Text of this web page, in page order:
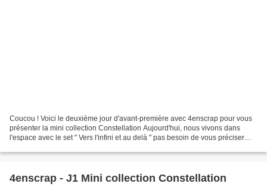
Coucou ! Voici le deuxième jour d'avant-première avec 4enscrap pour vous
présenter la mini collection Constellation Aujourd'hui, nous vivons dans
l'espace avec le set " Vers l'infini et au delà " pas besoin de vous préciser
4enscrap - J1 Mini collection Constellation